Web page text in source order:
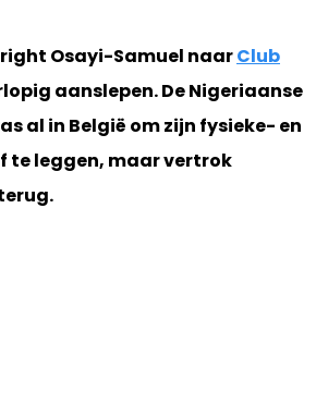
Osayi-Samuel naarClub
aanslepen. De Nigeriaanse
al in België om zijn fysieke- en
te leggen, maar vertrok